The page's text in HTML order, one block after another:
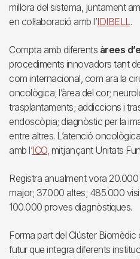
millora del sistema, juntament
en col·laboració amb l’IDIBELL.
Compta amb diferents àrees
procediments innovadors tant
com internacional, com ara la
oncològica; l’àrea del cor;
trasplantaments; addiccions i
endoscòpia; diagnòstic per la
entre altres. L’atenció
amb l’ICO, mitjançant Unitats
Registra anualment vora
major; 37.000 altes; 485.000
100.000 proves diagnòstiques.
Forma part del Clúster
futur que integra diferents